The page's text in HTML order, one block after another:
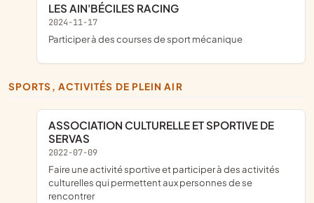
LES AIN'BÉCILES RACING
2024-11-17
participer à des courses de sport mécanique
SPORTS, ACTIVITÉS DE PLEIN AIR
ASSOCIATION CULTURELLE ET SPORTIVE DE
SERVAS
2022-07-09
faire une activité sportive et participer à des activités
culturelles qui permettent aux personnes de se
rencontrer